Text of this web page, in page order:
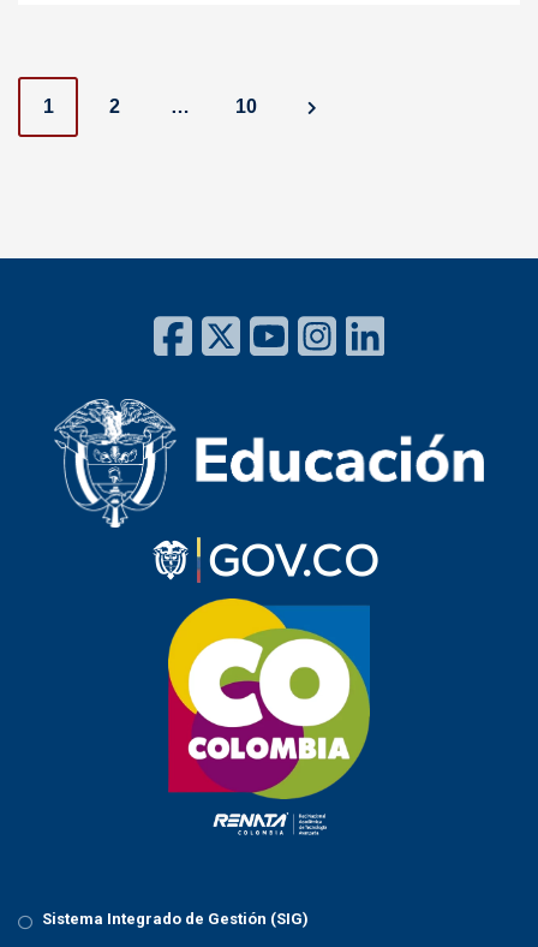
P
t
1 2 … 10
Sistema Integrado de Gestión (SIG)